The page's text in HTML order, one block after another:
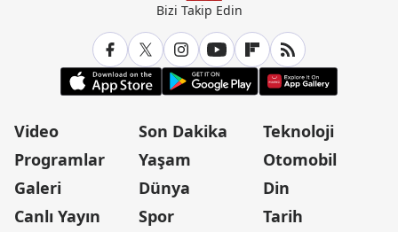
Bizi Takip Edin
Video
Programlar
Galeri
Canlı Yayın
Son Dakika
Yaşam
Dünya
Spor
Teknoloji
Otomobil
Din
Tarih